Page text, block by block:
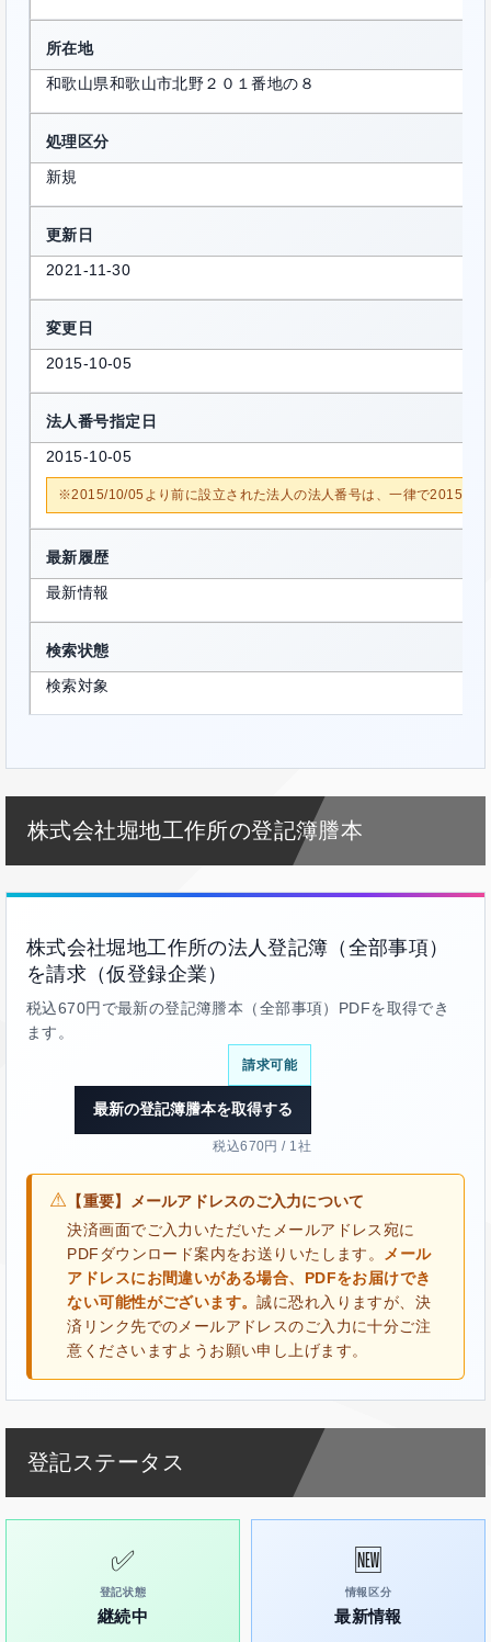
所在地
和歌山県和歌山市北野２０１番地の８
処理区分
新規
更新日
2021-11-30
変更日
2015-10-05
法人番号指定日
2015-10-05
※2015/10/05より前に設立された法人の法人番号は、一律で2015/10/
最新履歴
最新情報
検索状態
検索対象
株式会社堀地工作所の登記簿謄本
株式会社堀地工作所の法人登記簿（全部事項）
を請求（仮登録企業）
税込670円で最新の登記簿謄本（全部事項）PDFを取得でき
ます。
請求可能
最新の登記簿謄本を取得する
税込670円 / 1社
⚠ 【重要】メールアドレスのご入力について
決済画面でご入力いただいたメールアドレス宛に
PDFダウンロード案内をお送りいたします。
メール
アドレスにお間違いがある場合、PDFをお届けでき
ない可能性がございます。誠に恐れ入りますが、決
済リンク先でのメールアドレスのご入力に十分ご注
意くださいますようお願い申し上げます。
登記ステータス
✅
登記状態
継続中
🆕
情報区分
最新情報